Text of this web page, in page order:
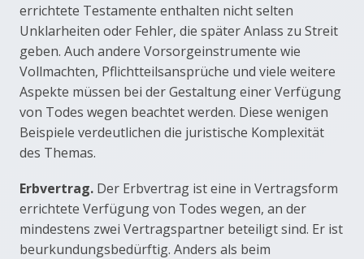
errichtete Testamente enthalten nicht selten
Unklarheiten oder Fehler, die später Anlass zu Streit
geben. Auch andere Vorsorgeinstrumente wie
Vollmachten, Pflichtteilsansprüche und viele weitere
Aspekte müssen bei der Gestaltung einer Verfügung
von Todes wegen beachtet werden. Diese wenigen
Beispiele verdeutlichen die juristische Komplexität
des Themas.
Erbvertrag. Der Erbvertrag ist eine in Vertragsform
errichtete Verfügung von Todes wegen, an der
mindestens zwei Vertragspartner beteiligt sind. Er ist
beurkundungsbedürftig. Anders als beim